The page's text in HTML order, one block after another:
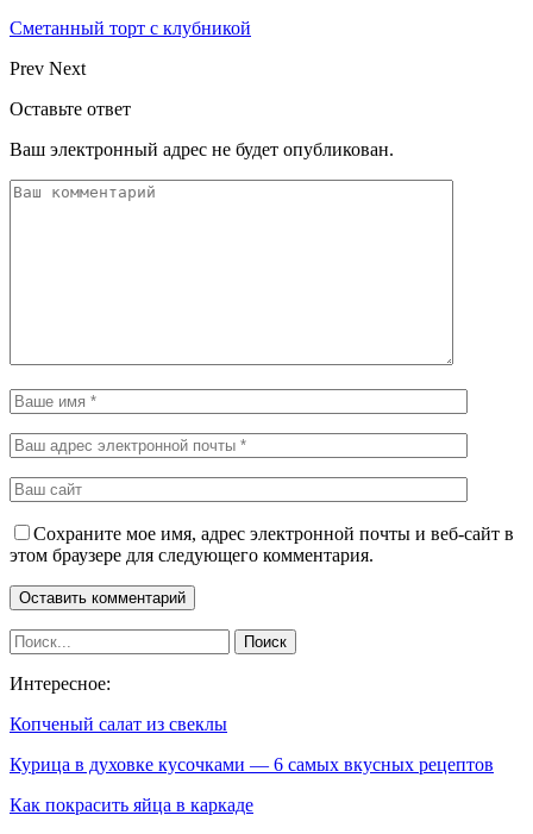
Сметанный торт с клубникой
Prev Next
Оставьте ответ
Ваш электронный адрес не будет опубликован.
Сохраните мое имя, адрес электронной почты и веб-сайт в
этом браузере для следующего комментария.
Интересное:
Копченый салат из свеклы
Курица в духовке кусочками — 6 самых вкусных рецептов
Как покрасить яйца в каркаде